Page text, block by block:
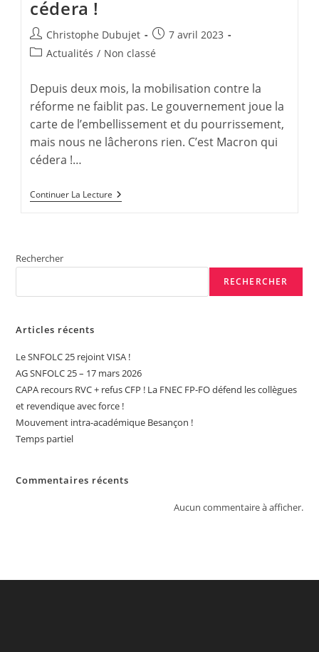
cédera !
Auteur/autrice
de
Christophe Dubujet
Publication
publiée :
7 avril 2023
PostActualités / Non classé
Depuis deux mois, la mobilisation contre la
réforme ne faiblit pas. Le gouvernement joue la
carte de l’embellissement et du pourrissement,
mais nous ne lâcherons rien. C’est Macron qui
cédera !…
Continuer La Lecture Retraites
–
Rechercher
RECHERCHER
Articles récents
Le SNFOLC 25 rejoint VISA !
AG SNFOLC 25 – 17 mars 2026
CAPA recours RVC + refus CFP ! La FNEC FP-FO défend les collègues
et revendique avec force !
Mouvement intra-académique Besançon !
Temps partiel
Commentaires récents
Aucun commentaire à afficher.